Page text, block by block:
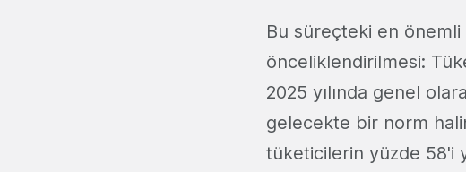
Bu süreçteki en
önceliklendirilmesi:
2025 yılında genel
gelecekte bir norm
tüketicilerin yüzde 58'i